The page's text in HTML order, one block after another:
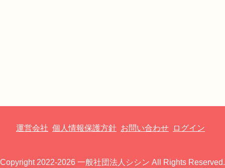
運営会社 個人情報保護方針 お問い合わせ ログイン
Copyright 2022-2026 一般社団法人シシン All Rights Reserved.